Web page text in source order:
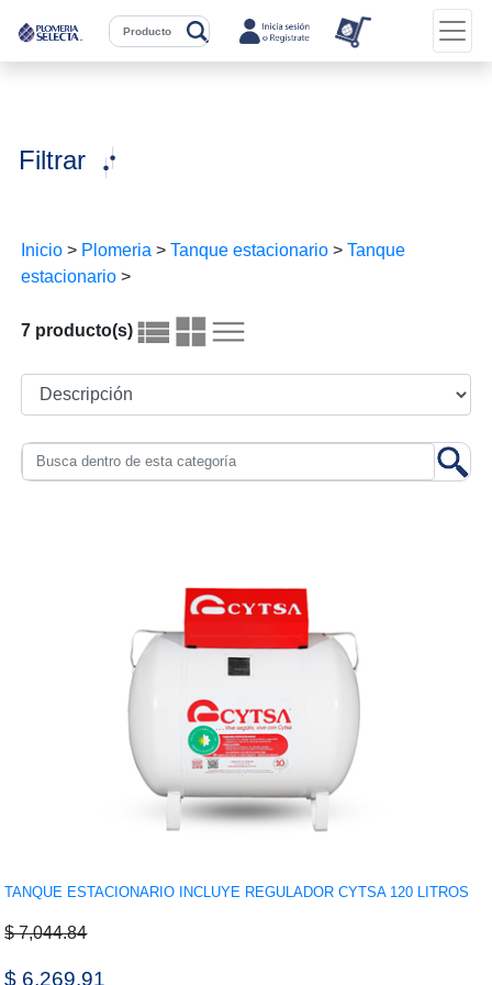
Filtrar
Inicio > Plomeria >Tanque estacionario >Tanque
estacionario >
7 producto(s)
TANQUE ESTACIONARIO INCLUYE REGULADOR CYTSA 120 LITROS
$ 7,044.84
$ 6,269.91